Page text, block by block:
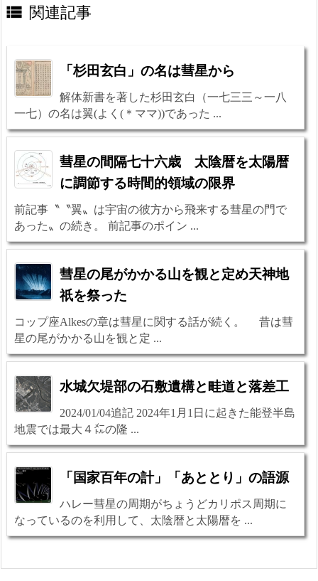
 関連記事
「杉田玄白」の名は彗星から
解体新書を著した杉田玄白（一七三三～一八
一七）の名は翼(よく(＊ママ))であった ...
彗星の間隔七十六歳 太陰暦を太陽暦
に調節する時間的領域の限界
前記事〝〝翼〟は宇宙の彼方から飛来する彗星の門で
あった〟の続き。 前記事のポイン ...
彗星の尾がかかる山を観と定め天神地
祇を祭った
コップ座Alkesの章は彗星に関する話が続く。 昔は彗
星の尾がかかる山を観と定 ...
水城欠堤部の石敷遺構と畦道と落差工
2024/01/04追記 2024年1月1日に起きた能登半島
地震では最大４㍍の隆 ...
「国家百年の計」「あととり」の語源
ハレー彗星の周期がちょうどカリポス周期に
なっているのを利用して、太陰暦と太陽暦を ...